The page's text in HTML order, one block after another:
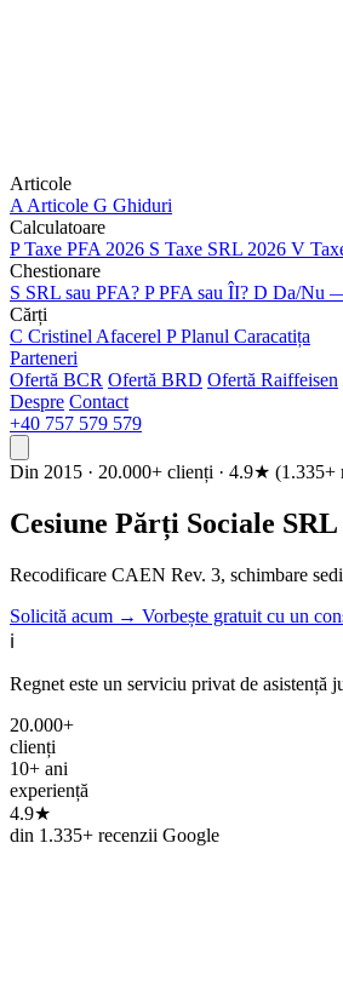
Articole
A Articole G Ghiduri
Calculatoare
PTaxe PFA 2026 S Taxe SRL 2026 V
Chestionare
S SRL sau PFA? PPFA sau ÎI? D Da/Nu
Cărți
C Cristinel Afacerel PPlanul Caracatița
Parteneri
Ofertă BCR Ofertă BRD Ofertă Raiffeisen
Despre Contact
+40 757 579 579
Din 2015 · 20.000+ clienți · 4.9★ (1.335+
Cesiune Părți Sociale
Recodificare CAEN Rev. 3, schimbare
Solicită acum → Vorbește gratuit cu un
ℹ️
Regnet este un serviciu privat de
20.000+
clienți
10+ ani
experiență
4.9★
din 1.335+ recenzii Google